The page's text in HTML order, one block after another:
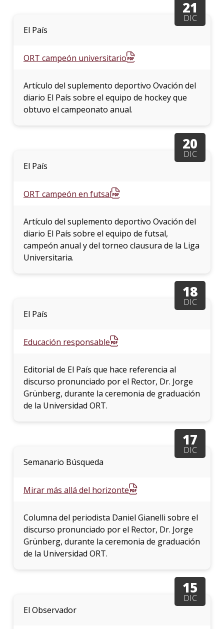
La
21
DIC
El País
ORT campeón universitario
Artículo del suplemento deportivo Ovación del
diario El País sobre el equipo de hockey que
obtuvo el campeonato anual.
20
DIC
El País
ORT campeón en futsal
Artículo del suplemento deportivo Ovación del
diario El País sobre el equipo de futsal,
campeón anual y del torneo clausura de la Liga
Universitaria.
18
DIC
El País
Educación responsable
Editorial de El País que hace referencia al
discurso pronunciado por el Rector, Dr. Jorge
Grünberg, durante la ceremonia de graduación
de la Universidad ORT.
17
DIC
Semanario Búsqueda
Mirar más allá del horizonte
Columna del periodista Daniel Gianelli sobre el
discurso pronunciado por el Rector, Dr. Jorge
Grünberg, durante la ceremonia de graduación
de la Universidad ORT.
15
DIC
El Observador